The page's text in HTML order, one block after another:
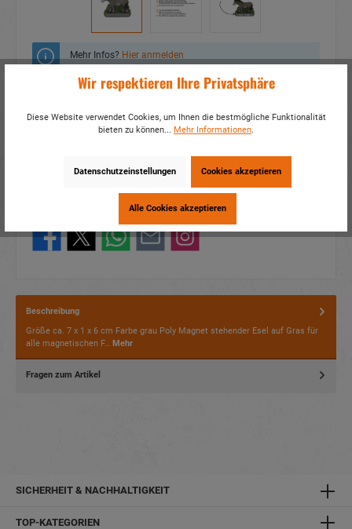
Mehr Infos? Hier anmelden
Zum Merkzettel hinzufügen
Fragen zum Produkt
4014466179466
Dieses Produkt weiterempfehlen:
Beschreibung
Größe ca. 7 x 1 x 6 cm Farbe grau Poly Magnet stehender Esel auf Gras für
alle magnetischen F… Mehr
Fragen zum Artikel
SICHERHEIT & NACHHALTIGKEIT
TOP-KATEGORIEN
Wir respektieren Ihre Privatsphäre
Diese Website verwendet Cookies, um Ihnen die bestmögliche Funktionalität
bieten zu können... Mehr Informationen.
Datenschutzeinstellungen Cookies akzeptieren
Alle Cookies akzeptieren